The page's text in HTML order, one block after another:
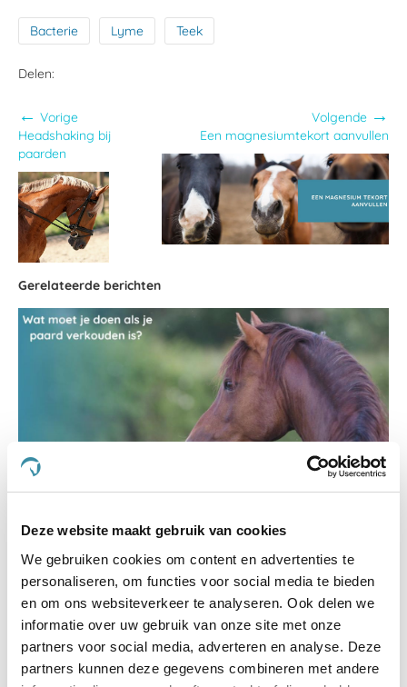
Deze website maakt gebruik van cookies
We gebruiken cookies om content en advertenties te
personaliseren, om functies voor social media te bieden
en om ons websiteverkeer te analyseren. Ook delen we
informatie over uw gebruik van onze site met onze
partners voor social media, adverteren en analyse. Deze
partners kunnen deze gegevens combineren met andere
Bacterie Lyme Teek
Delen:
← Vorige
Headshaking bij
paarden
Volgende →
Een magnesiumtekort aanvullen
Gerelateerde berichten